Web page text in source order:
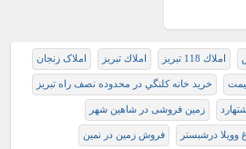
املاك 118 تبريز املاك تبريز املاک زنجان
خريد خانه کلنگي در محدوده نصف راه تبريز
زمین فروشی در شاهین شهر
وویلا درشبستر فروش زمین در نمین